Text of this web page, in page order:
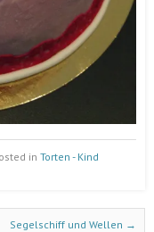
inTorten - Kind
Segelschiff und Wellen →